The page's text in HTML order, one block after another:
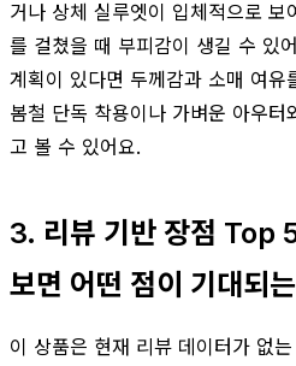
거나 상체 실루엣이 입체적으로 보
를 걸쳤을 때 부피감이 생길 수 있
계획이 있다면 두께감과 소매 여유
봄철 단독 착용이나 가벼운 아우
고 볼 수 있어요.
3. 리뷰 기반 장점 Top
보면 어떤 점이 기대되
이 상품은 현재 리뷰 데이터가 없